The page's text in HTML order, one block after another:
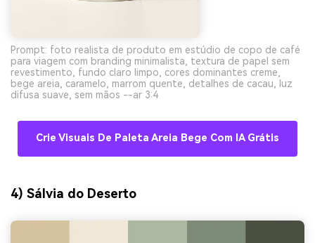
Prompt: foto realista de produto em estúdio de copo de café
para viagem com branding minimalista, textura de papel sem
revestimento, fundo claro limpo, cores dominantes creme,
bege areia, caramelo, marrom quente, detalhes de cacau, luz
difusa suave, sem mãos --ar 3:4
Crie Visuais De Paleta Areia Bege Com IA Grátis
4) Sálvia do Deserto